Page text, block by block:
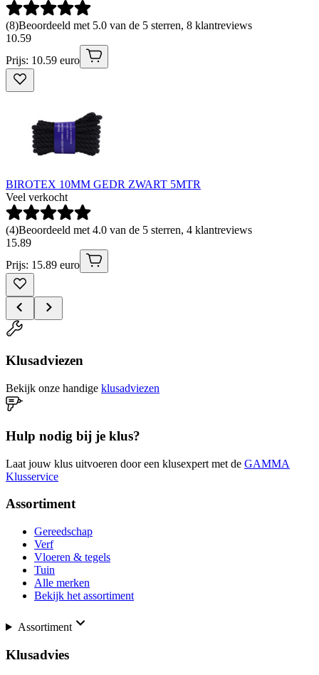
(8)Beoordeeld met 5.0 van de 5 sterren, 8 klantreviews
10.59
Prijs: 10.59 euro
BIROTEX 10MM GEDR ZWART 5MTR
Veel verkocht
(4)Beoordeeld met 4.0 van de 5 sterren, 4 klantreviews
15.89
Prijs: 15.89 euro
Klusadviezen
Bekijk onze handige klusadviezen
Hulp nodig bij je klus?
Laat jouw klus uitvoeren door een klusexpert met de GAMMA
Klusservice
Assortiment
Gereedschap
Verf
Vloeren & tegels
Tuin
Alle merken
Bekijk het assortiment
Assortiment
Klusadvies